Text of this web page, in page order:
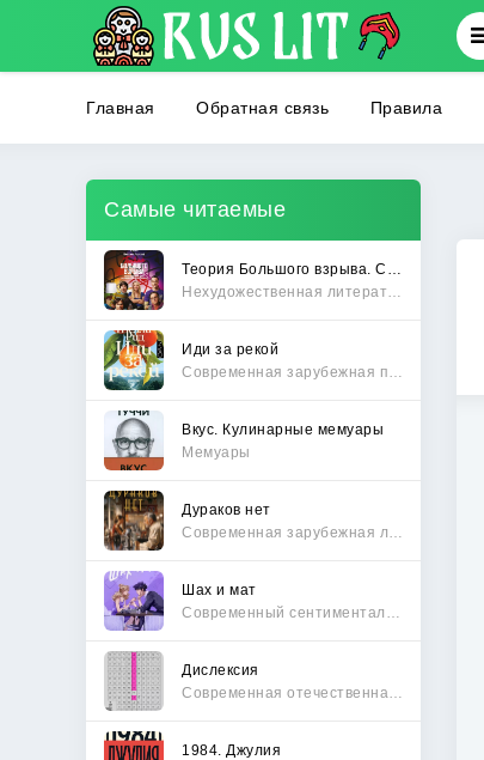
Главная Обратная связь Правила
Самые читаемые
Иди за рекой
Вкус. Кулинарные мемуары
Мемуары
Дураков нет
Шах и мат
Дислексия
1984. Джулия